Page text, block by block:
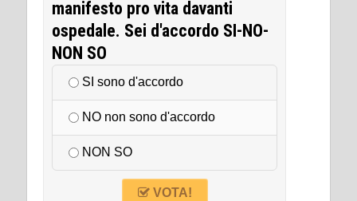
manifesto pro vita davanti
ospedale. Sei d'accordo SI-NO-
NON SO
SI sono d'accordo
NO non sono d'accordo
NON SO
VOTA!